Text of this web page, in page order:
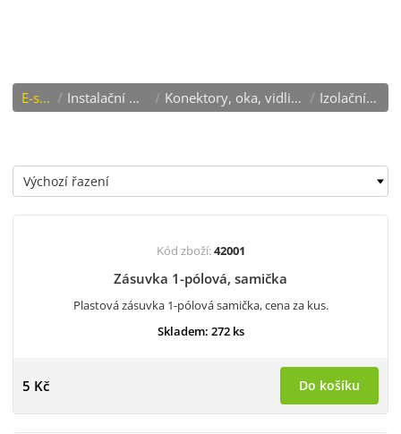
E-shop / Instalační materiál / Konektory, oka, vidličky, izolač / Izolační kryty
Kód zboží:42001
Zásuvka 1-pólová, samička
Plastová zásuvka 1-pólová samička, cena za kus.
Skladem: 272 ks
5 Kč Do košíku